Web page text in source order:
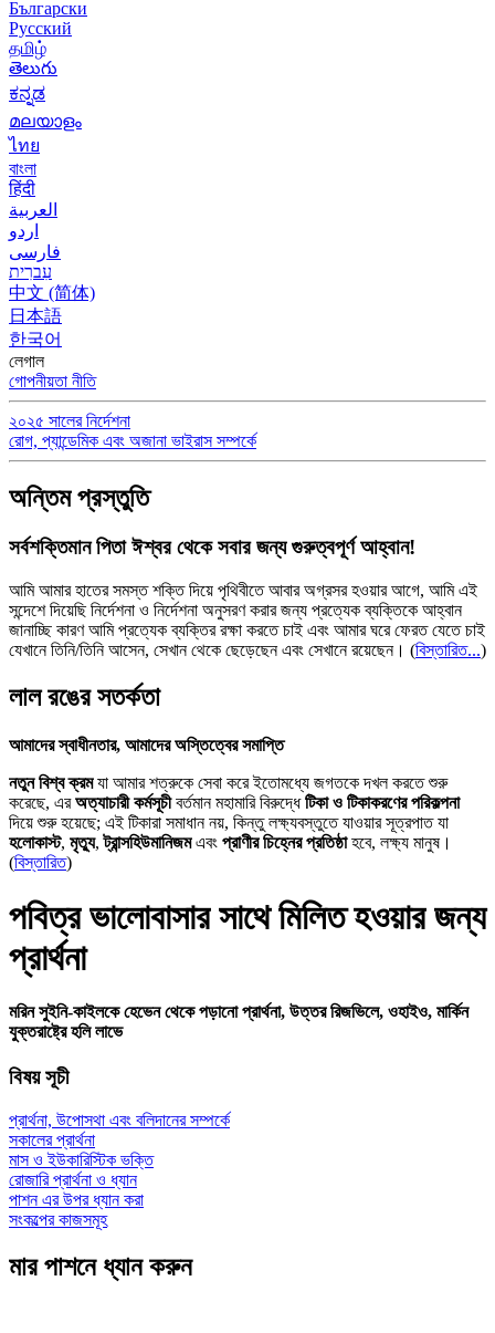
Български
Русский
தமிழ்
తెలుగు
ಕನ್ನಡ
മലയാളം
ไทย
বাংলা
हिंदी
العربية
اردو
فارسی
עִברִית
中文 (简体)
日本語
한국어
লেগাল
গোপনীয়তা নীতি
২০২৫ সালের নির্দেশনা
রোগ, প্যান্ডেমিক এবং অজানা ভাইরাস সম্পর্কে
অন্তিম প্রস্তুতি
সর্বশক্তিমান পিতা ঈশ্বর থেকে সবার জন্য গুরুত্বপূর্ণ আহ্বান!
আমি আমার হাতের সমস্ত শক্তি দিয়ে পৃথিবীতে আবার অগ্রসর হওয়ার আগে, আমি এই
সন্দেশে দিয়েছি নির্দেশনা ও নির্দেশনা অনুসরণ করার জন্য প্রত্যেক ব্যক্তিকে আহ্বান
জানাচ্ছি কারণ আমি প্রত্যেক ব্যক্তির রক্ষা করতে চাই এবং আমার ঘরে ফেরত যেতে চাই
যেখানে তিনি/তিনি আসেন, সেখান থেকে ছেড়েছেন এবং সেখানে রয়েছেন। (বিস্তারিত...)
লাল রঙের সতর্কতা
আমাদের স্বাধীনতার, আমাদের অস্তিত্বের সমাপ্তি
নতুন বিশ্ব ক্রমযা আমার শত্রুকে সেবা করে ইতোমধ্যে জগতকে দখল করতে শুরু
করেছে, এরঅত্যাচারী কর্মসূচীবর্তমান মহামারি বিরুদ্ধেটিকা ও টিকাকরণের পরিকল্পনা
দিয়ে শুরু হয়েছে; এই টিকারা সমাধান নয়, কিন্তু লক্ষ্যবস্তুতে যাওয়ার সূত্রপাত যা
হলোকাস্ট, মৃত্যু,ট্রান্সহিউমানিজমএবং প্রাণীর চিহ্নের প্রতিষ্ঠাহবে, লক্ষ্য মানুষ।
(বিস্তারিত)
পবিত্র ভালোবাসার সাথে মিলিত হওয়ার জন্য
প্রার্থনা
মরিন সুইনি-কাইলকে হেভেন থেকে পড়ানো প্রার্থনা, উত্তর রিজভিলে, ওহাইও, মার্কিন
যুক্তরাষ্ট্রে হলি লাভে
বিষয় সূচী
প্রার্থনা, উপোসথা এবং বলিদানের সম্পর্কে
সকালের প্রার্থনা
মাস ও ইউকারিস্টিক ভক্তি
রোজারি প্রার্থনা ও ধ্যান
পাশন এর উপর ধ্যান করা
সংকল্পের কাজসমূহ
মার পাশনে ধ্যান করুন